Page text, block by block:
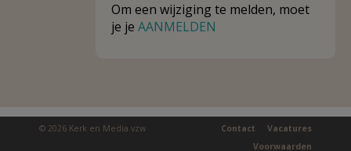
Om een wijziging te melden, moet
je je AANMELDEN
© 2026 Kerk en Media vzw Vacatures
Contact
Voorwaarden